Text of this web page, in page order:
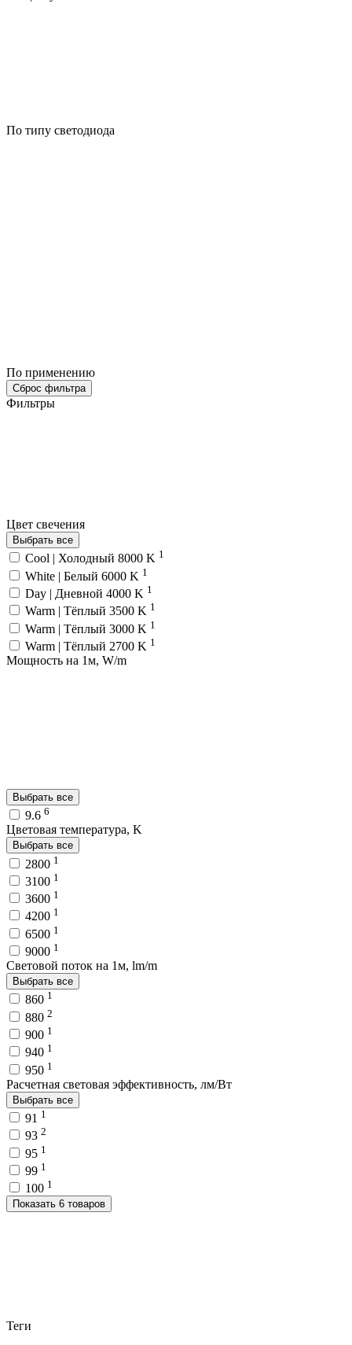
По типу светодиода
По применению
Сброс фильтра
Фильтры
Цвет свечения
Выбрать все
Cool | Холодный 8000 K 1
White | Белый 6000 K 1
Day | Дневной 4000 K 1
Warm | Тёплый 3500 K 1
Warm | Тёплый 3000 K 1
Warm | Тёплый 2700 K 1
Мощность на 1м, W/m
Выбрать все
9.6 6
Цветовая температура, K
Выбрать все
2800 1
3100 1
3600 1
4200 1
6500 1
9000 1
Световой поток на 1м, lm/m
Выбрать все
860 1
880 2
900 1
940 1
950 1
Расчетная световая эффективность, лм/Вт
Выбрать все
91 1
93 2
95 1
99 1
100 1
Показать 6 товаров
Теги